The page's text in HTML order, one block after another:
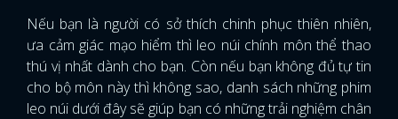
Nếu bạn là người có sở thích chinh phục thiên nhiên,
ưa cảm giác mạo hiểm thì leo núi chính môn thể thao
thú vị nhất dành cho bạn. Còn nếu bạn không đủ tự tin
cho bộ môn này thì không sao, danh sách những phim
leo núi dưới đây sẽ giúp bạn có những trải nghiệm chân